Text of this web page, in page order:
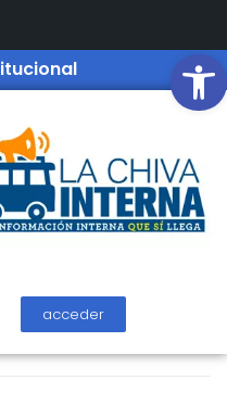
acceder